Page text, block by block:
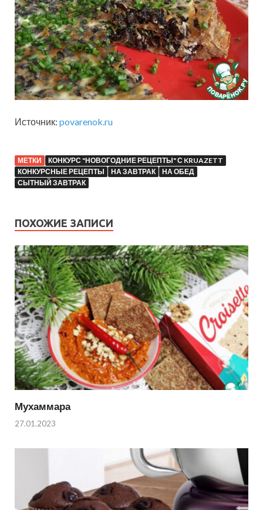
Источник: povarenok.ru
МЕТКИ
КОНКУРС "НОВОГОДНИЕ РЕЦЕПТЫ" С KRUAZETT
КОНКУРСНЫЕ РЕЦЕПТЫ
НА ЗАВТРАК
НА ОБЕД
СЫТНЫЙ ЗАВТРАК
ПОХОЖИЕ ЗАПИСИ
Мухаммара
27.01.2023